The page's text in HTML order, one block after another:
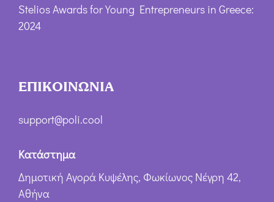
Stelios Awards for Young Entrepreneurs in Greece:
2024
ΕΠΙΚΟΙΝΩΝΙΑ
support@poli.cool
Κατάστημα
Δημοτική Αγορά Κυψέλης, Φωκίωνος Νέγρη 42,
Αθήνα